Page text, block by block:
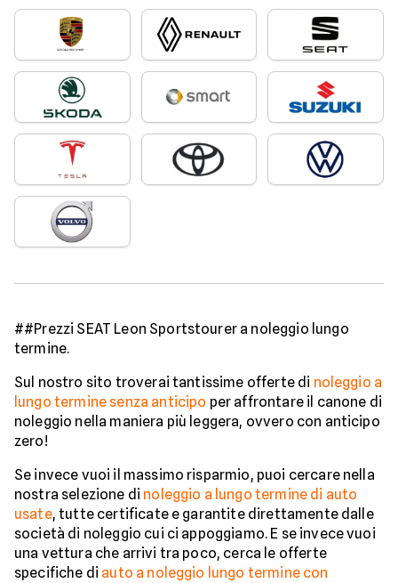
##Prezzi SEAT Leon Sportstourer a noleggio lungo
termine.
Sul nostro sito troverai tantissime offerte di noleggio a
lungo termine senza anticipo per affrontare il canone di
noleggio nella maniera più leggera, ovvero con anticipo
zero!
Se invece vuoi il massimo risparmio, puoi cercare nella
nostra selezione di noleggio a lungo termine di auto
usate, tutte certificate e garantite direttamente dalle
società di noleggio cui ci appoggiamo. E se invece vuoi
una vettura che arrivi tra poco, cerca le offerte
specifiche di auto a noleggio lungo termine con